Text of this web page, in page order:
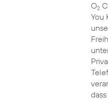
O2
You